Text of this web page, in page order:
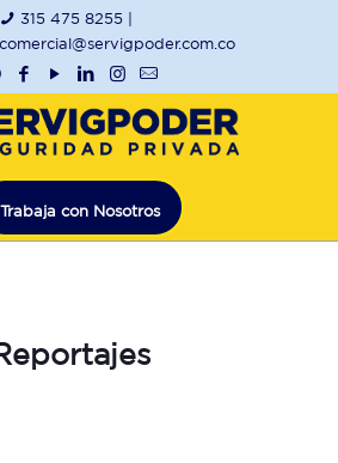
315 475 8255 |
Trabaja con Nosotros